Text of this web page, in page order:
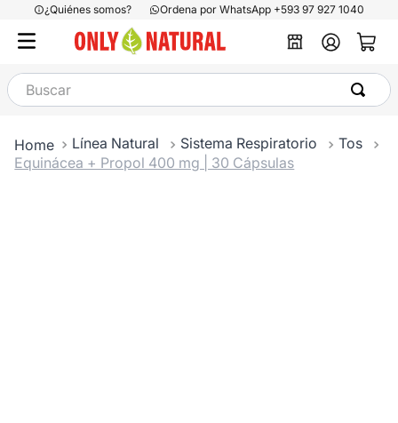
¿Quiénes somos? Ordena por WhatsApp +593 97 927 1040
Buscar
Línea Natural Sistema Respiratorio
Tos
Equinácea + Propol 400 mg | 30 Cápsulas